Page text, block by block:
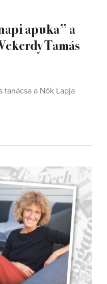
apuka” a
Tamás
tanácsa a Nők Lapja